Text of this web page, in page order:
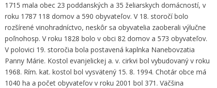
1715 mala obec 23 poddanských a 35 želiarskych domácností, v
roku 1787 118 domov a 590 obyvateľov. V 18. storočí bolo
rozšírené vinohradníctvo, neskôr sa obyvatelia zaoberali výlučne
poľnohosp. V roku 1828 bolo v obci 82 domov a 573 obyvateľov.
V polovici 19. storočia bola postavená kaplnka Nanebovzatia
Panny Márie. Kostol evanjelickej a. v. cirkvi bol vybudovaný v roku
1968. Rím. kat. kostol bol vysvätený 15. 8. 1994. Chotár obce má
1040 ha a počet obyvateľov v roku 2001 bol 371. Väčšina